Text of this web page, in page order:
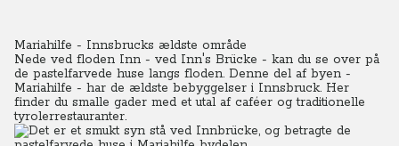
Mariahilfe - Innsbrucks ældste område
Nede ved floden Inn - ved Inn's Brücke - kan du se over på
de pastelfarvede huse langs floden. Denne del af byen -
Mariahilfe - har de ældste bebyggelser i Innsbruck. Her
finder du smalle gader med et utal af caféer og traditionelle
tyrolerrestauranter.